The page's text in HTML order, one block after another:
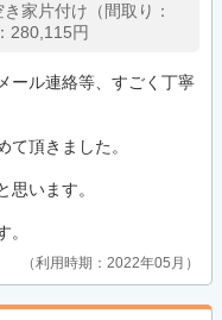
家片付け（間取り：
280,115円
ール連絡等、すごく丁寧
頂きました。
思います。
利用時期：2022年05月